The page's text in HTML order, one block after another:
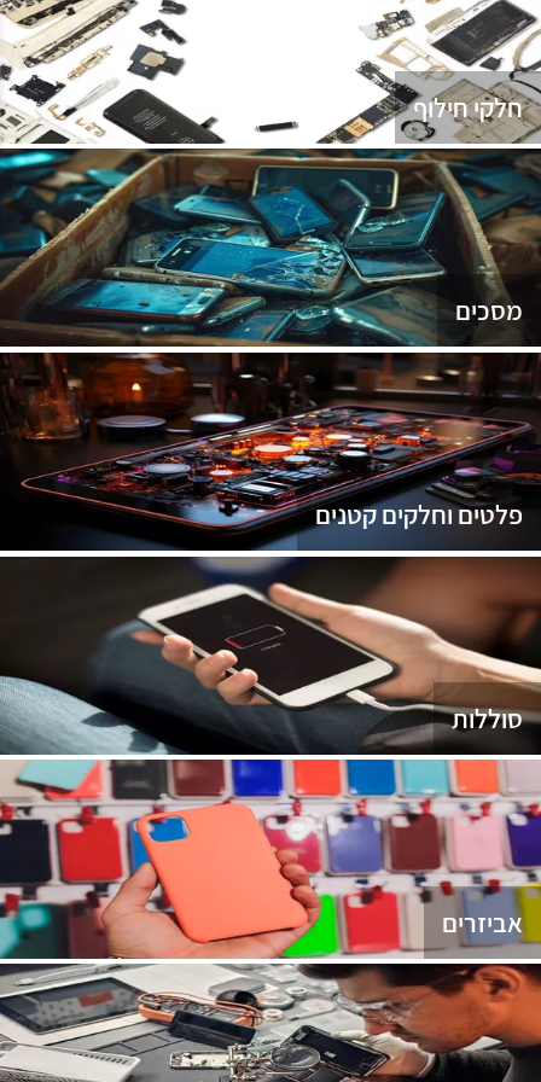
חלקי חילוף
מסכים
פלטים וחלקים קטנים
סוללות
אביזרים